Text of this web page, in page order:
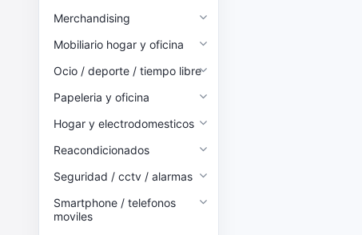
Merchandising
Mobiliario hogar y oficina
Ocio / deporte / tiempo libre
Papeleria y oficina
Hogar y electrodomesticos
Reacondicionados
Seguridad / cctv / alarmas
Smartphone / telefonos
moviles